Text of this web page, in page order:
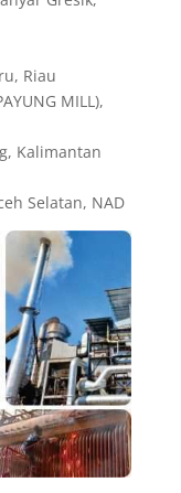
Riau
MILL),
Kalimantan
Selatan, NAD